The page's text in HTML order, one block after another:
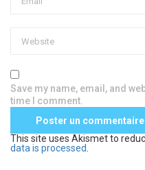
Save my name, email, and
time I comment.
This site uses Akismet to
data is processed